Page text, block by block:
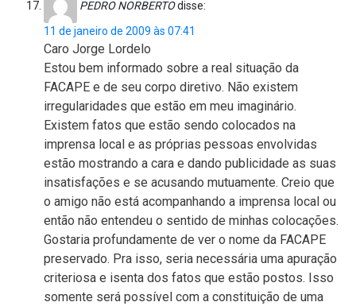
PEDRO NORBERTOdisse:
11 de janeiro de 2009 às 07:41
Caro Jorge Lordelo
Estou bem informado sobre a real situação da
FACAPE e de seu corpo diretivo. Não existem
irregularidades que estão em meu imaginário.
Existem fatos que estão sendo colocados na
imprensa local e as próprias pessoas envolvidas
estão mostrando a cara e dando publicidade as suas
insatisfações e se acusando mutuamente. Creio que
o amigo não está acompanhando a imprensa local ou
então não entendeu o sentido de minhas colocações.
Gostaria profundamente de ver o nome da FACAPE
preservado. Pra isso, seria necessária uma apuração
criteriosa e isenta dos fatos que estão postos. Isso
somente será possível com a constituição de uma